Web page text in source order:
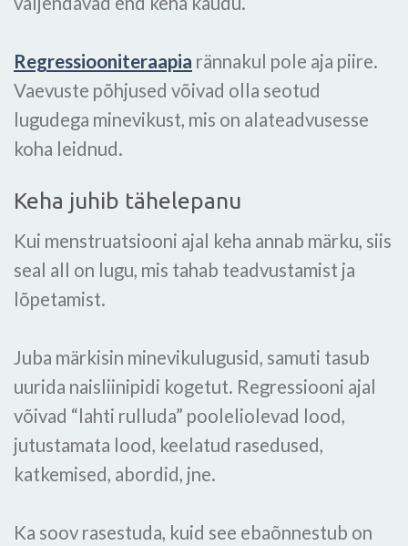
Regressiooniteraapia rännakul pole aja piire.
Vaevuste põhjused võivad olla seotud
lugudega minevikust, mis on alateadvusesse
koha leidnud.
Keha juhib tähelepanu
Kui menstruatsiooni ajal keha annab märku, siis
seal all on lugu, mis tahab teadvustamist ja
lõpetamist.
Juba märkisin minevikulugusid, samuti tasub
uurida naisliinipidi kogetut. Regressiooni ajal
võivad “lahti rulluda” pooleliolevad lood,
jutustamata lood, keelatud rasedused,
katkemised, abordid, jne.
Ka soov rasestuda, kuid see ebaõnnestub on